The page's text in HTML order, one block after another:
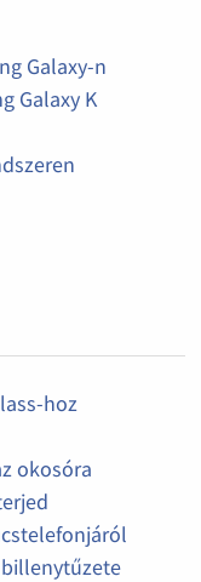
Galaxy-n
Galaxy K
hoz
okosóra